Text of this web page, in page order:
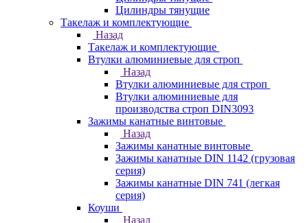
Цилиндры тянущие
Такелаж и комплектующие
Назад
Такелаж и комплектующие
Втулки алюминиевые для строп
Назад
Втулки алюминиевые для строп
Втулки алюминиевые для
производства строп DIN3093
Зажимы канатные винтовые
Назад
Зажимы канатные винтовые
Зажимы канатные DIN 1142 (грузовая
серия)
Зажимы канатные DIN 741 (легкая
серия)
Коуши
Назад